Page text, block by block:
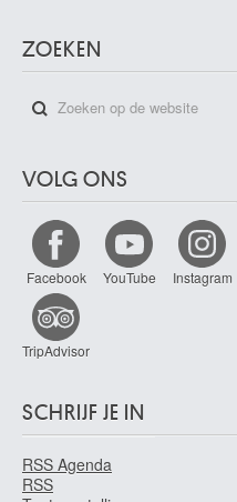
ZOEKEN
VOLG ONS
Facebook YouTube Instagram
TripAdvisor
SCHRIJF JE IN
RSS Agenda
RSS